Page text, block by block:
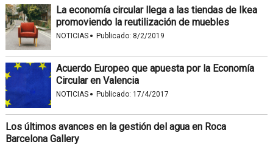
La economía circular llega a las tiendas de Ikea
promoviendo la reutilización de muebles
NOTICIAS · Publicado: 8/2/2019
Acuerdo Europeo que apuesta por la Economía
Circular en Valencia
NOTICIAS · Publicado: 17/4/2017
Los últimos avances en la gestión del agua en Roca
Barcelona Gallery